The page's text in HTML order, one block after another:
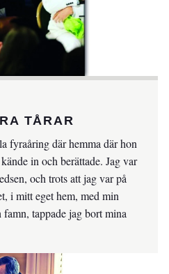
TÅRAR
fyraåring där hemma där hon
in och berättade. Jag var
och trots att jag var på
i mitt eget hem, med min
tappade jag bort mina